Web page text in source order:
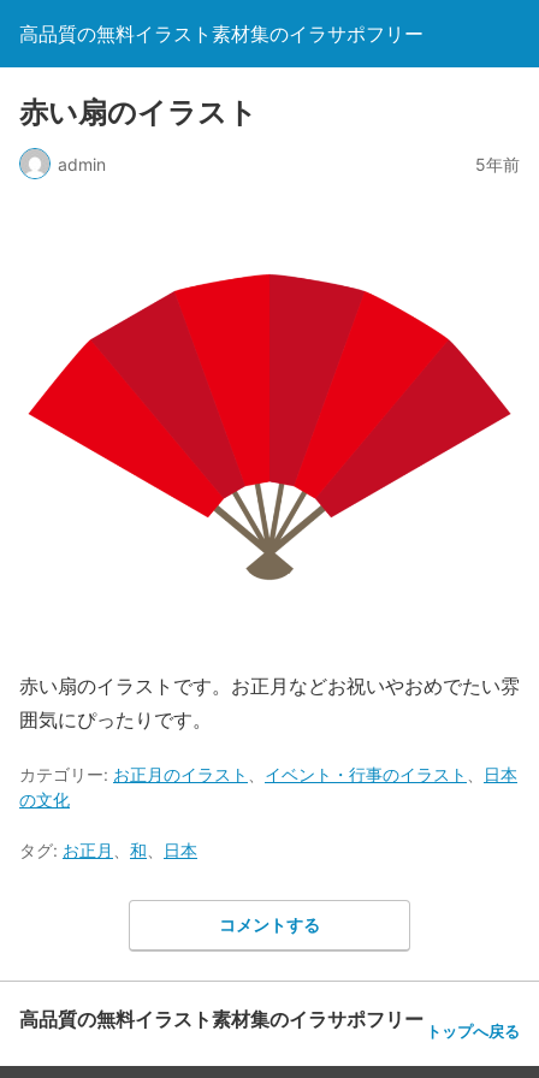
高品質の無料イラスト素材集のイラサポフリー
赤い扇のイラスト
admin 5年前
赤い扇のイラストです。お正月などお祝いやおめでたい雰
囲気にぴったりです。
カテゴリー: お正月のイラスト イベント・行事のイラスト
日本
の文化
タグ: お正月 和 日本
コメントする
高品質の無料イラスト素材集のイラサポフリー トップへ戻る